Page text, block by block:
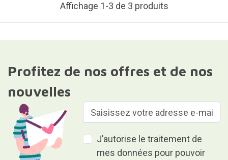
Affichage 1-3 de 3 produits
Profitez de nos offres et de nos
nouvelles
J’autorise le traitement de
mes données pour pouvoir